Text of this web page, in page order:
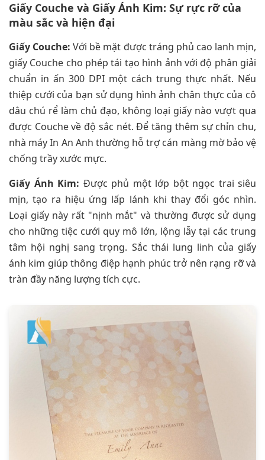
Giấy Couche và Giấy Ánh Kim: Sự rực rỡ của
màu sắc và hiện đại
Giấy Couche: Với bề mặt được tráng phủ cao lanh mịn,
giấy Couche cho phép tái tạo hình ảnh với độ phân giải
chuẩn in ấn 300 DPI một cách trung thực nhất. Nếu
thiệp cưới của bạn sử dụng hình ảnh chân thực của cô
dâu chú rể làm chủ đạo, không loại giấy nào vượt qua
được Couche về độ sắc nét. Để tăng thêm sự chỉn chu,
nhà máy In An Anh thường hỗ trợ cán màng mờ bảo vệ
chống trầy xước mực.
Giấy Ánh Kim: Được phủ một lớp bột ngọc trai siêu
mịn, tạo ra hiệu ứng lấp lánh khi thay đổi góc nhìn.
Loại giấy này rất "nịnh mắt" và thường được sử dụng
cho những tiệc cưới quy mô lớn, lộng lẫy tại các trung
tâm hội nghị sang trọng. Sắc thái lung linh của giấy
ánh kim giúp thông điệp hạnh phúc trở nên rạng rỡ và
tràn đầy năng lượng tích cực.